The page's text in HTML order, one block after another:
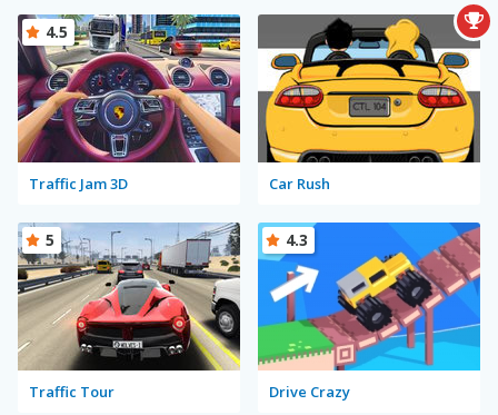
Traffic Jam 3D
4.5
Car Rush
Traffic Tour
5
Drive Crazy
4.3